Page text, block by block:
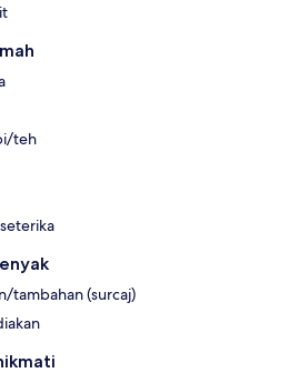
teh
tambahan (surcaj)